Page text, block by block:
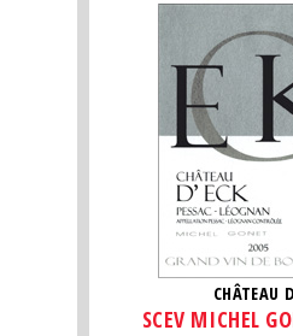
CHÂTEAU
SCEV MICHEL